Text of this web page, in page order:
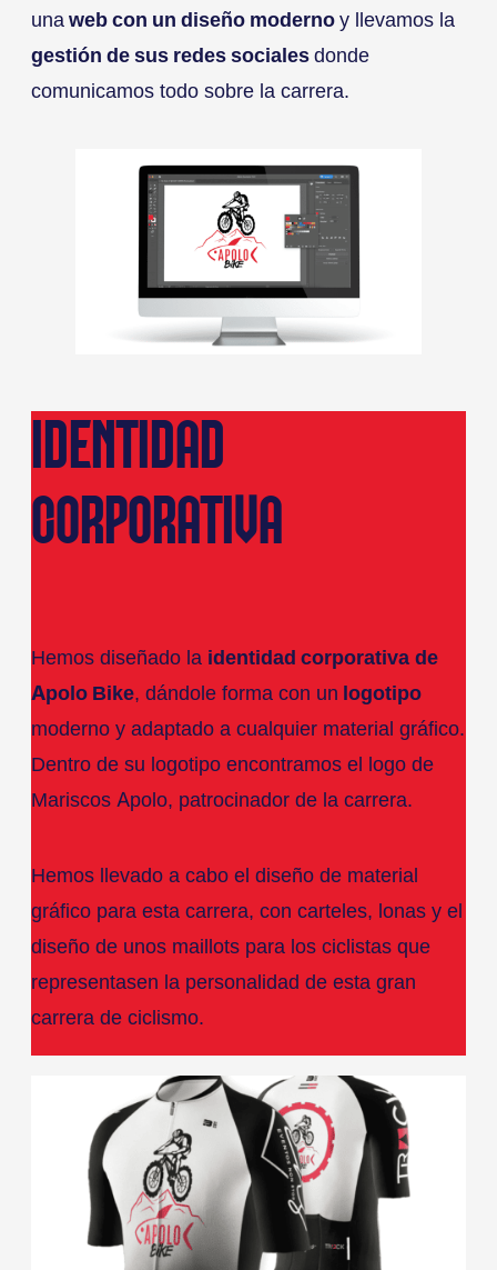
una web con un diseño modernoy llevamos la
gestión de sus redes socialesdonde
comunicamos todo sobre la carrera.
IDENTIDAD
CORPORATIVA
Hemos diseñado la identidad corporativa de
Apolo Bike, dándole forma con un logotipo
moderno y adaptado a cualquier material gráfico.
Dentro de su logotipo encontramos el logo de
Mariscos Apolo, patrocinador de la carrera.
Hemos llevado a cabo el diseño de material
gráfico para esta carrera, con carteles, lonas y el
diseño de unos maillots para los ciclistas que
representasen la personalidad de esta gran
carrera de ciclismo.